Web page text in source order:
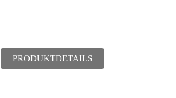
PRODUKTDETAILS